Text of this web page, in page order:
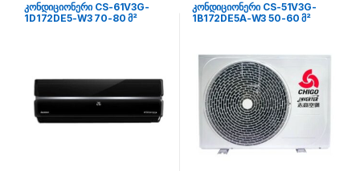
კონდიციონერი CS-61V3G-
1D172DE5-W3 70-80 მ²
კონდიციონერი CS-51V3G-
1B172DE5A-W3 50-60 მ²